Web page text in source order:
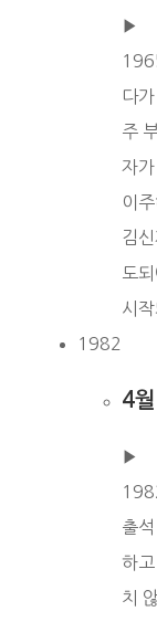
▶︎
다
주
자
이
김
도
시
1982
4
▶︎
출
하
치